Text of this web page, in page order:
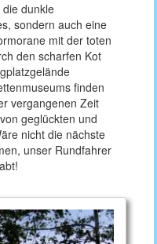
dunkle
sondern auch eine
mit der toten
den scharfen Kot
finden
vergangenen Zeit
geglückten und
nicht die nächste
unser Rundfahrer